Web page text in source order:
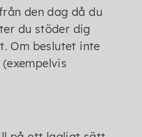
den dag då du
du stöder dig
Om beslutet inte